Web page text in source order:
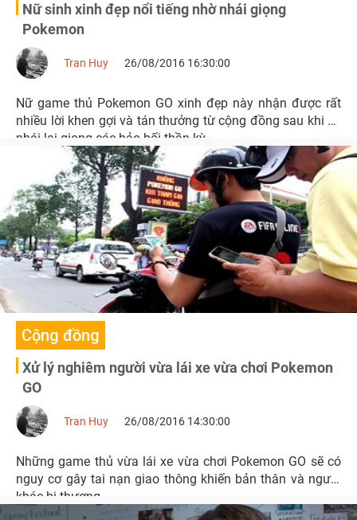
Nữ sinh xinh đẹp nổi tiếng nhờ nhái giọng
Pokemon
Tran Huy 26/08/2016 16:30:00
Nữ game thủ Pokemon GO xinh đẹp này nhận được rất
nhiều lời khen gợi và tán thưởng từ cộng đồng sau khi cô
nhái lại giọng các bảo bối thần kỳ.
Cộng đồng
Xử lý nghiêm người vừa lái xe vừa chơi Pokemon
GO
Tran Huy 26/08/2016 14:30:00
Những game thủ vừa lái xe vừa chơi Pokemon GO sẽ có
nguy cơ gây tai nạn giao thông khiến bản thân và người
khác bị thương.